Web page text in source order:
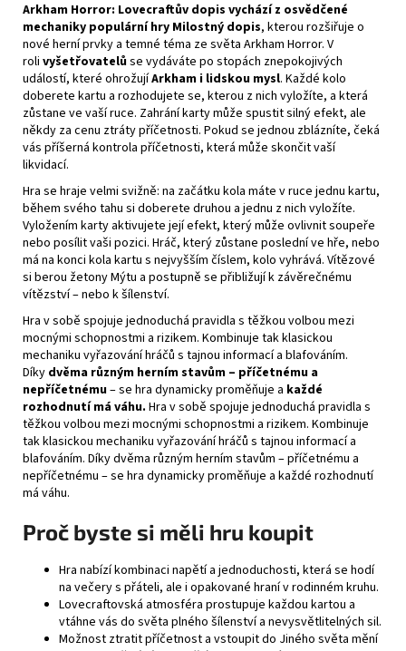
Arkham Horror: Lovecraftův dopis vychází z osvědčené
mechaniky populární hry Milostný dopis, kterou rozšiřuje o
nové herní prvky a temné téma ze světa Arkham Horror. V
roli vyšetřovatelůse vydáváte po stopách znepokojivých
událostí, které ohrožujíArkham i lidskou mysl. Každé kolo
doberete kartu a rozhodujete se, kterou z nich vyložíte, a která
zůstane ve vaší ruce. Zahrání karty může spustit silný efekt, ale
někdy za cenu ztráty příčetnosti. Pokud se jednou zblázníte, čeká
vás příšerná kontrola příčetnosti, která může skončit vaší
likvidací.
Hra se hraje velmi svižně: na začátku kola máte v ruce jednu kartu,
během svého tahu si doberete druhou a jednu z nich vyložíte.
Vyložením karty aktivujete její efekt, který může ovlivnit soupeře
nebo posílit vaši pozici. Hráč, který zůstane poslední ve hře, nebo
má na konci kola kartu s nejvyšším číslem, kolo vyhrává. Vítězové
si berou žetony Mýtu a postupně se přibližují k závěrečnému
vítězství – nebo k šílenství.
Hra v sobě spojuje jednoduchá pravidla s těžkou volbou mezi
mocnými schopnostmi a rizikem. Kombinuje tak klasickou
mechaniku vyřazování hráčů s tajnou informací a blafováním.
Díky dvěma různým herním stavům – příčetnému a
nepříčetnému– se hra dynamicky proměňuje a každé
rozhodnutí má váhu. Hra v sobě spojuje jednoduchá pravidla s
těžkou volbou mezi mocnými schopnostmi a rizikem. Kombinuje
tak klasickou mechaniku vyřazování hráčů s tajnou informací a
blafováním. Díky dvěma různým herním stavům – příčetnému a
nepříčetnému – se hra dynamicky proměňuje a každé rozhodnutí
má váhu.
Proč byste si měli hru koupit
Hra nabízí kombinaci napětí a jednoduchosti, která se hodí
na večery s přáteli, ale i opakované hraní v rodinném kruhu.
Lovecraftovská atmosféra prostupuje každou kartou a
vtáhne vás do světa plného šílenství a nevysvětlitelných sil.
Možnost ztratit příčetnost a vstoupit do Jiného světa mění